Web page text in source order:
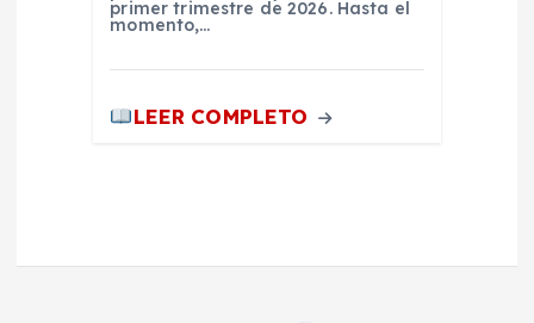
primer trimestre de 2026. Hasta el
momento,…
LEER COMPLETO